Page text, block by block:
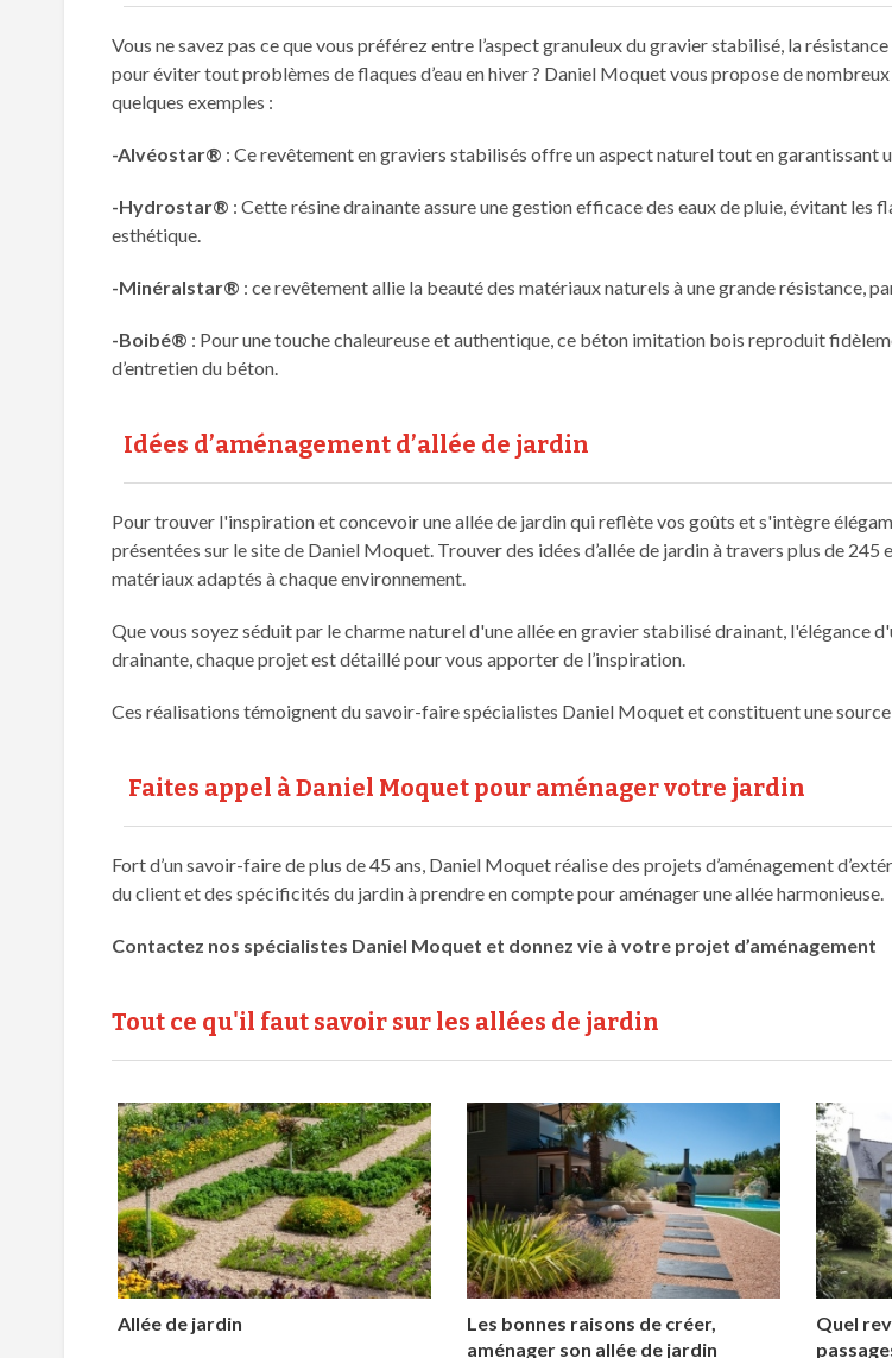
Vous ne savez pas ce que vous préférez entre l’aspect granuleux du gravier stabilisé, la
pour éviter tout problèmes de flaques d’eau en hiver ? Daniel Moquet vous propose de
quelques exemples :
-Alvéostar® : Ce revêtement en graviers stabilisés offre un aspect naturel tout en garantissant
-Hydrostar® : Cette résine drainante assure une gestion efficace des eaux de pluie, évitant
esthétique.​
-Minéralstar® : ce revêtement allie la beauté des matériaux naturels à une grande résistance,
-Boibé® : Pour une touche chaleureuse et authentique, ce béton imitation bois reproduit
d’entretien du béton.
Idées d’aménagement d’allée de jardin
Pour trouver l'inspiration et concevoir une allée de jardin qui reflète vos goûts et s'intègre
présentées sur le site de Daniel Moquet. Trouver des idées d’allée de jardin à travers plus de
matériaux adaptés à chaque environnement.
Que vous soyez séduit par le charme naturel d'une allée en gravier stabilisé drainant, l'élégance
drainante, chaque projet est détaillé pour vous apporter de l’inspiration.
Ces réalisations témoignent du savoir-faire spécialistes Daniel Moquet et constituent une
Faites appel à Daniel Moquet pour aménager votre jardin
Fort d’un savoir-faire de plus de 45 ans, Daniel Moquet réalise des projets d’aménagement
du client et des spécificités du jardin à prendre en compte pour aménager une allée harmonieuse.
Contactez nos spécialistes Daniel Moquet et donnez vie à votre projet d’aménagement
Tout ce qu'il faut savoir sur les allées de jardin
Allée de jardin
Les bonnes raisons de créer,
aménager son allée de jardin
Quel